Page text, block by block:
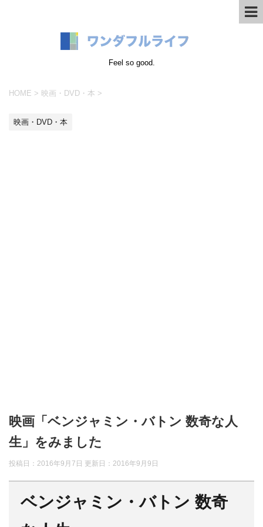
Feel so good.
HOME > 映画・DVD・本 >
映画・DVD・本
映画「ベンジャミン・バトン 数奇な人
生」をみました
投稿日：2016年9月7日 更新日： 2016年9月9日
ベンジャミン・バトン 数奇